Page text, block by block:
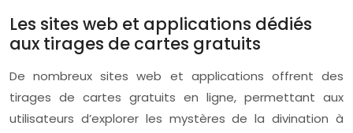
Les sites web et applications dédiés
aux tirages de cartes gratuits
De nombreux sites web et applications offrent des
tirages de cartes gratuits en ligne, permettant aux
utilisateurs d’explorer les mystères de la divination à